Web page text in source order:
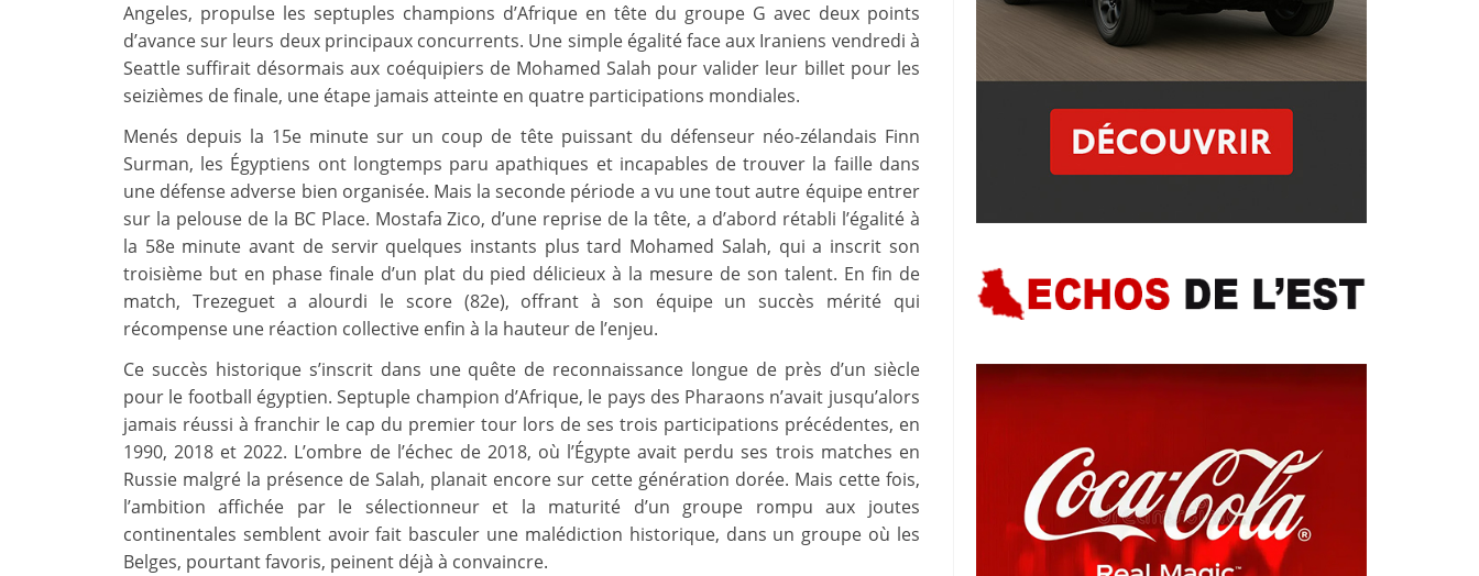
Angeles, propulse les septuples champions d’Afrique en tête du groupe G avec deux points
d’avance sur leurs deux principaux concurrents. Une simple égalité face aux Iraniens vendredi à
Seattle suffirait désormais aux coéquipiers de Mohamed Salah pour valider leur billet pour les
seizièmes de finale, une étape jamais atteinte en quatre participations mondiales.
Menés depuis la 15e minute sur un coup de tête puissant du défenseur néo-zélandais Finn
Surman, les Égyptiens ont longtemps paru apathiques et incapables de trouver la faille dans
une défense adverse bien organisée. Mais la seconde période a vu une tout autre équipe entrer
sur la pelouse de la BC Place. Mostafa Zico, d’une reprise de la tête, a d’abord rétabli l’égalité à
la 58e minute avant de servir quelques instants plus tard Mohamed Salah, qui a inscrit son
troisième but en phase finale d’un plat du pied délicieux à la mesure de son talent. En fin de
match, Trezeguet a alourdi le score (82e), offrant à son équipe un succès mérité qui
récompense une réaction collective enfin à la hauteur de l’enjeu.
Ce succès historique s’inscrit dans une quête de reconnaissance longue de près d’un siècle
pour le football égyptien. Septuple champion d’Afrique, le pays des Pharaons n’avait jusqu’alors
jamais réussi à franchir le cap du premier tour lors de ses trois participations précédentes, en
1990, 2018 et 2022. L’ombre de l’échec de 2018, où l’Égypte avait perdu ses trois matches en
Russie malgré la présence de Salah, planait encore sur cette génération dorée. Mais cette fois,
l’ambition affichée par le sélectionneur et la maturité d’un groupe rompu aux joutes
continentales semblent avoir fait basculer une malédiction historique, dans un groupe où les
Belges, pourtant favoris, peinent déjà à convaincre.